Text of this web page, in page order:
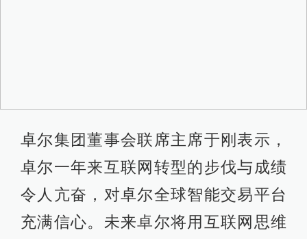
卓尔集团董事会联席主席于刚表示，
卓尔一年来互联网转型的步伐与成绩
令人亢奋，对卓尔全球智能交易平台
充满信心。未来卓尔将用互联网思维